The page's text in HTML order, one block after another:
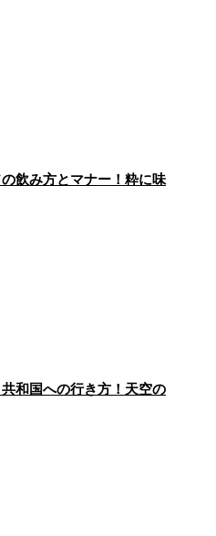
飲み方とマナー！粋に味
和国への行き方！天空の